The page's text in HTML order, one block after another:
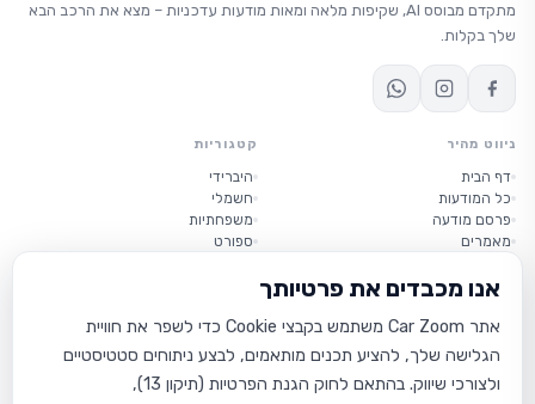
אנו מכבדים את פרטיותך
אתר Car Zoom משתמש בקבצי Cookie כדי לשפר את חוויית
הגלישה שלך, להציע תכנים מותאמים, לבצע ניתוחים סטטיסטיים
ולצורכי שיווק. בהתאם לחוק הגנת הפרטיות (תיקון 13),
מתקדם מבוסס AI, שקיפות מלאה ומאות מודעות עדכניות – מצא את הרכב הבא
שלך בקלות.
ניווט מהיר
דף הבית
כל המודעות
פרסם מודעה
מאמרים
קטגוריות
היברידי
חשמלי
משפחתיות
ספורט
מידע
אודות
תנאי שימוש